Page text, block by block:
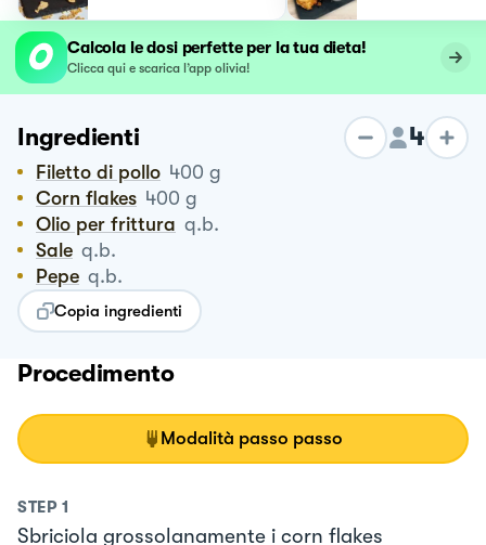
Calcola le dosi perfette per la tua dieta!
Clicca qui e scarica l’app olivia!
Ingredienti 4
Filetto di pollo 400 g
Corn flakes 400 g
Olio per frittura q.b.
Sale q.b.
Pepe q.b.
Copia ingredienti
Procedimento
Modalità passo passo
STEP 1
Sbriciola grossolanamente i corn flakes